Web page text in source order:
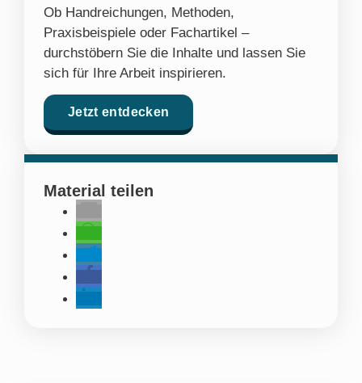
Ob Handreichungen, Methoden,
Praxisbeispiele oder Fachartikel –
durchstöbern Sie die Inhalte und lassen Sie
sich für Ihre Arbeit inspirieren.
Jetzt entdecken
Material teilen